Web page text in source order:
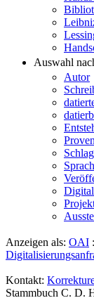
Auswahl
Autor
Anzeigen als: OAI
Kontakt:
Stammbuch C. D.